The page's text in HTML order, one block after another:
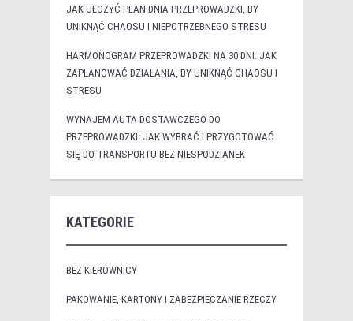
JAK UŁOŻYĆ PLAN DNIA PRZEPROWADZKI, BY
UNIKNĄĆ CHAOSU I NIEPOTRZEBNEGO STRESU
HARMONOGRAM PRZEPROWADZKI NA 30 DNI: JAK
ZAPLANOWAĆ DZIAŁANIA, BY UNIKNĄĆ CHAOSU I
STRESU
WYNAJEM AUTA DOSTAWCZEGO DO
PRZEPROWADZKI: JAK WYBRAĆ I PRZYGOTOWAĆ
SIĘ DO TRANSPORTU BEZ NIESPODZIANEK
KATEGORIE
BEZ KIEROWNICY
PAKOWANIE, KARTONY I ZABEZPIECZANIE RZECZY